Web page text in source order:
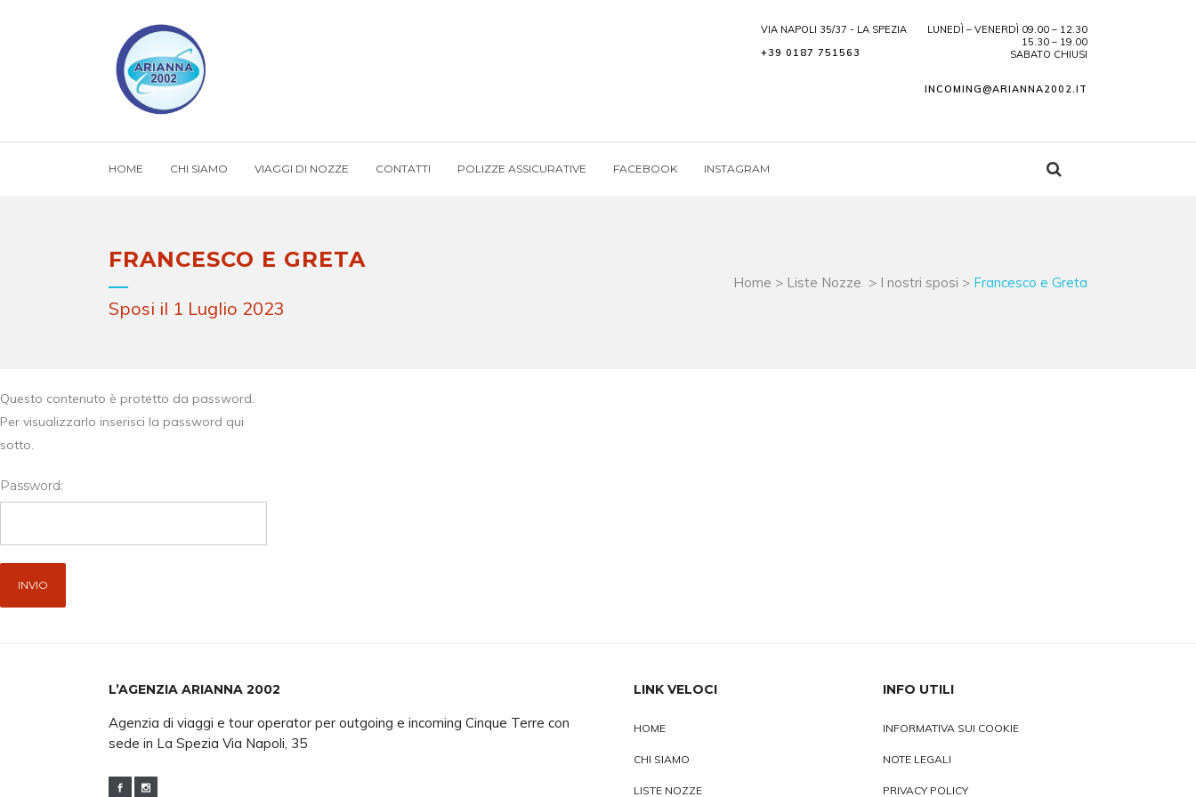
VIA NAPOLI 35/37 - LA SPEZIA
+39 0187 751563
LUNEDÌ – VENERDÌ 09.00 – 12.30
15.30 – 19.00
SABATO CHIUSI
INCOMING@ARIANNA2002.IT
HOME CHI SIAMO VIAGGI DI NOZZE CONTATTI POLIZZE ASSICURATIVE FACEBOOK INSTAGRAM
FRANCESCO E GRETA
Sposi il 1 Luglio 2023
Home > Liste Nozze > I nostri sposi > Francesco e Greta
Questo contenuto è protetto da password.
Per visualizzarlo inserisci la password qui
sotto.
Password:
L’AGENZIA ARIANNA 2002
Agenzia di viaggi e tour operator per outgoing e incoming Cinque Terre con
sede in La Spezia Via Napoli, 35
LINK VELOCI
HOME
CHI SIAMO
LISTE NOZZE
INFO UTILI
INFORMATIVA SUI COOKIE
NOTE LEGALI
PRIVACY POLICY